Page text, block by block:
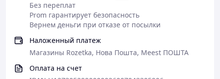
Без переплат
Prom гарантирует безопасность
Вернем деньги при отказе от посылки
Наложенный платеж
Магазины Rozetka, Нова Пошта, Meest ПОШТА
Оплата на счет